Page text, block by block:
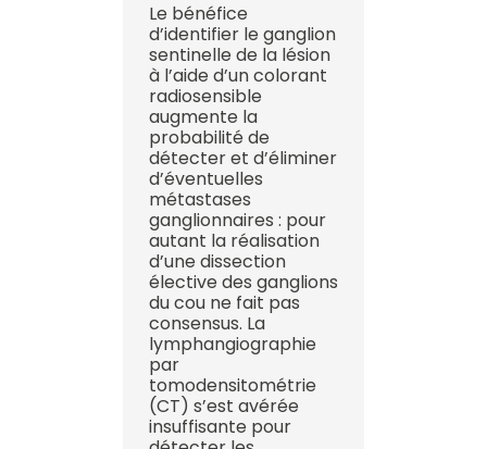
Le bénéfice
d’identifier le ganglion
sentinelle de la lésion
à l’aide d’un colorant
radiosensible
augmente la
probabilité de
détecter et d’éliminer
d’éventuelles
métastases
ganglionnaires : pour
autant la réalisation
d’une dissection
élective des ganglions
du cou ne fait pas
consensus. La
lymphangiographie
par
tomodensitométrie
(CT) s’est avérée
insuffisante pour